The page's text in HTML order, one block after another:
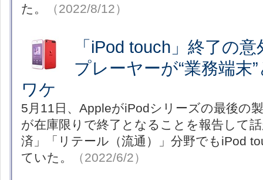
た。
（2022/8/12）
「iPod touch」終了の
プレーヤーが“業務端末
ワケ
5月11日、AppleがiPodシリーズの最後の
が在庫限りで終了となることを報告して
済」「リテール（流通）」分野でもiPod
ていた。
（2022/6/2）